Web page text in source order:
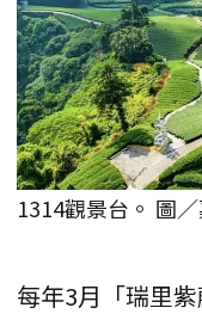
1314觀景台。 圖
每年3月「瑞里